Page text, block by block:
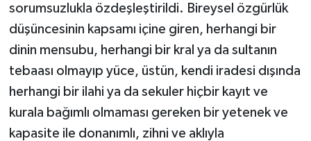
sorumsuzlukla özdeşleştirildi. Bireysel özgürlük
düşüncesinin kapsamı içine giren, herhangi bir
dinin mensubu, herhangi bir kral ya da sultanın
tebaası olmayıp yüce, üstün, kendi iradesi dışında
herhangi bir ilahi ya da sekuler hiçbir kayıt ve
kurala bağımlı olmaması gereken bir yetenek ve
kapasite ile donanımlı, zihni ve aklıyla